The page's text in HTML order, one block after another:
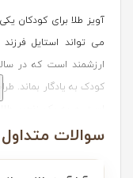
آویز طلا برای کودکان
می تواند استایل
ارزشمند است که در
کودک به یادگار بماند.
بودن پوست کودکان،
سوالات متداول